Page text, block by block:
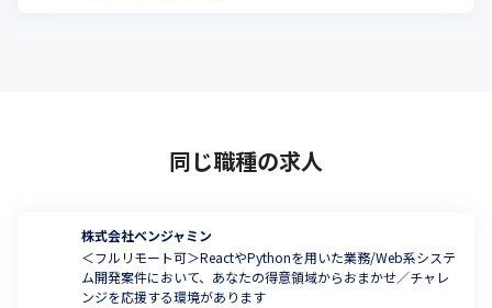
同じ職種の求人
株式会社ベンジャミン
＜フルリモート可＞ReactやPythonを用いた業務/Web系システ
ム開発案件において、あなたの得意領域からおまかせ／チャレ
ンジを応援する環境があります